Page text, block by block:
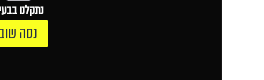
נתקלנו
נסה שוב